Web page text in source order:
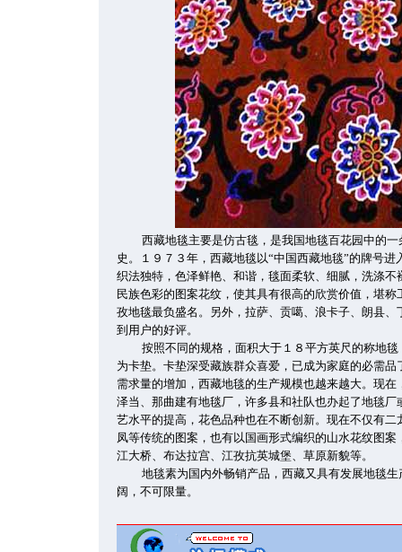
西藏地毯主要是仿古毯，是我国地毯百花园中的
史。１９７３年，西藏地毯以“中国西藏地毯”的牌号
织法独特，色泽鲜艳、和谐，毯面柔软、细腻，洗涤
民族色彩的图案花纹，使其具有很高的欣赏价值，堪
孜地毯最负盛名。另外，拉萨、贡噶、浪卡子、朗县
到用户的好评。
按照不同的规格，面积大于１８平方英尺的称地
为卡垫。卡垫深受藏族群众喜爱，已成为家庭的必需
需求量的增加，西藏地毯的生产规模也越来越大。现
泽当、那曲建有地毯厂，许多县和社队也办起了地毯
艺水平的提高，花色品种也在不断创新。现在不仅有
凤等传统的图案，也有以国画形式编织的山水花纹图
江大桥、布达拉宫、江孜抗英城堡、草原新貌等。
地毯素为国内外畅销产品，西藏又具有发展地毯
阔，不可限量。